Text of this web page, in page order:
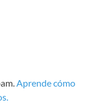
Aprende cómo